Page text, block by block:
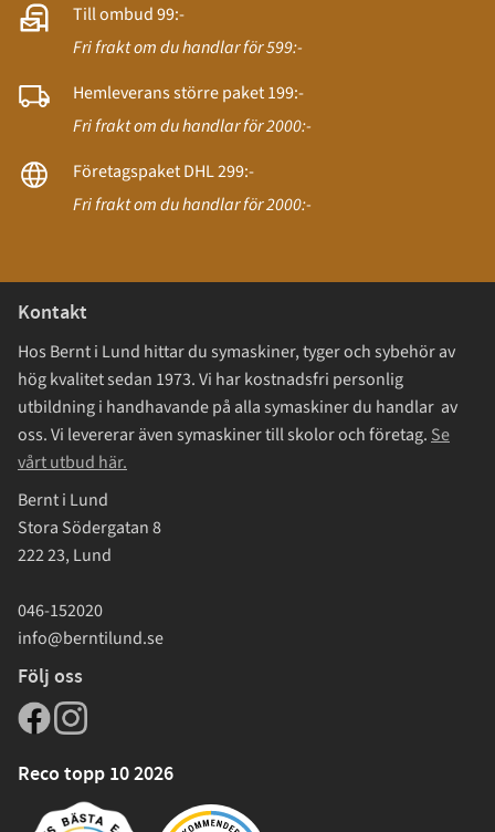
Till ombud 99:-
Fri frakt om du handlar för 599:-
Hemleverans större paket 199:-
Fri frakt om du handlar för 2000:-
Företagspaket DHL 299:-
Fri frakt om du handlar för 2000:-
Kontakt
Hos Bernt i Lund hittar du symaskiner, tyger och sybehör av
hög kvalitet sedan 1973. Vi har kostnadsfri personlig
utbildning i handhavande på alla symaskiner du handlar av
oss. Vi levererar även symaskiner till skolor och företag. Se
vårt utbud här.
Bernt i Lund
Stora Södergatan 8
222 23, Lund
046-152020
info@berntilund.se
Följ oss
Reco topp 10 2026